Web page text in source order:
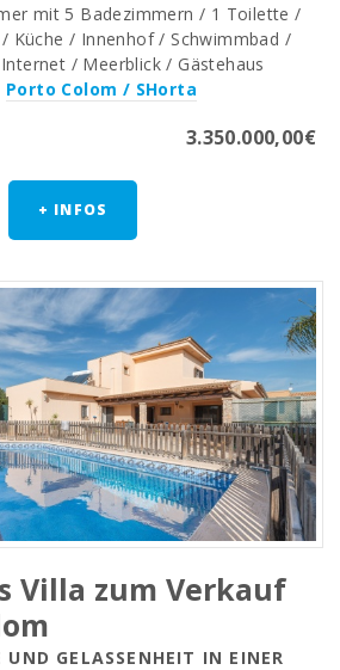
mit 5 Badezimmern / 1 Toilette /
Küche / Innenhof / Schwimmbad /
/ Meerblick / Gästehaus
Porto Colom / SHorta
3.350.000,00€
+ INFOS
Villa zum Verkauf
UND GELASSENHEIT IN EINER